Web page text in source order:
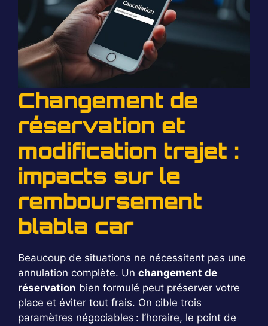
Changement de
réservation et
modification trajet :
impacts sur le
remboursement
blabla car
Beaucoup de situations ne nécessitent pas une
annulation complète. Un changement de
réservation bien formulé peut préserver votre
place et éviter tout frais. On cible trois
paramètres négociables : l’horaire, le point de